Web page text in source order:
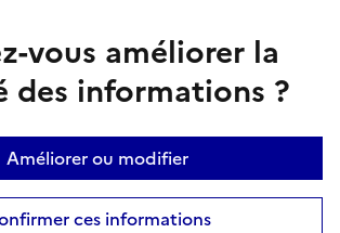
vous améliorer la
des informations ?
Améliorer ou modifier
ces informations